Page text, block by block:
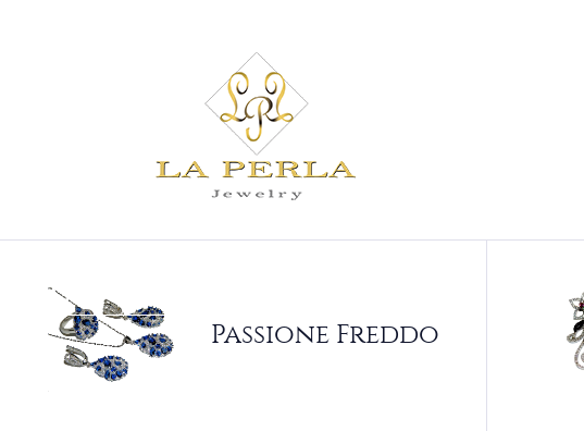
La Perla jewelry
Passione Freddo